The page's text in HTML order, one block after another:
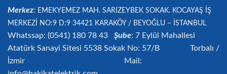
Merkez: EMEKYEMEZ MAH. SARIZEYBEK SOKAK. KOCAYAŞ İŞ
MERKEZİ NO:9 D:9 34421 KARAKÖY / BEYOĞLU – İSTANBUL
Whatssap: (0541) 180 78 43 Şube: 7 Eylül Mahallesi
Atatürk Sanayi Sitesi 5538 Sokak No: 57/B Torbalı /
İzmir Mail: